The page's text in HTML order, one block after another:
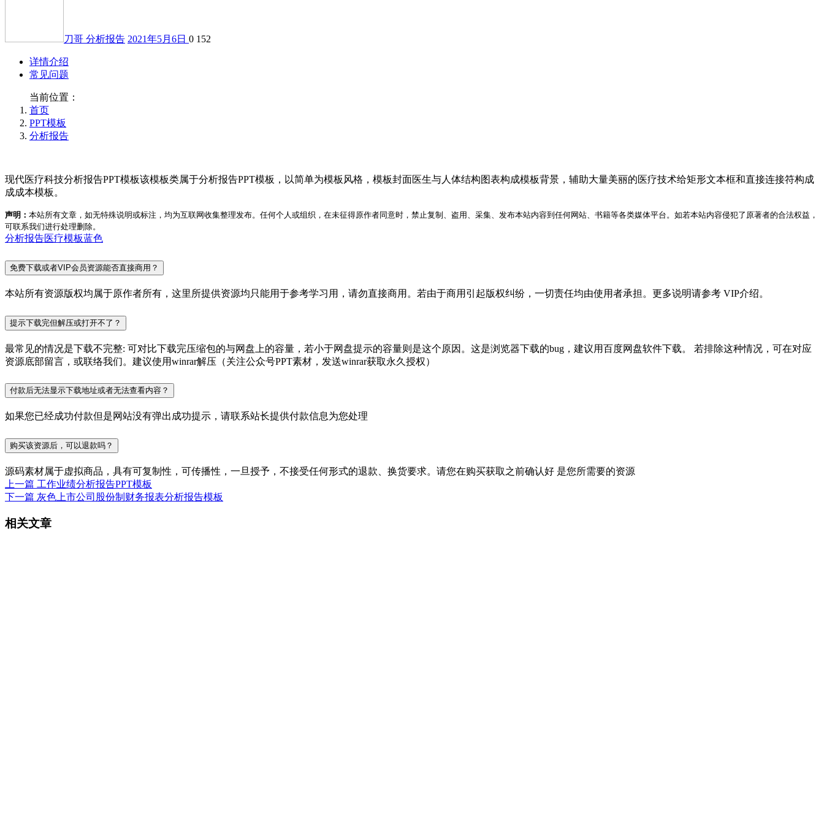
刀哥 分析报告 2021年5月6日 0 152
详情介绍
常见问题
当前位置：
首页
PPT模板
分析报告
现代医疗科技分析报告PPT模板该模板类属于分析报告PPT模板，以简单为模板风格，模板封面医生与人体结构图表构成模板背景，辅助大量美丽的医疗技术给矩形文本框和直接连接符构成
成成本模板。
声明： 本站所有文章，如无特殊说明或标注，均为互联网收集整理发布。任何个人或组织，在未征得原作者同意时，禁止复制、盗用、采集、发布本站内容到任何网站、书籍等各类媒体平台。如若本站内容侵犯了原著者的合法权益，
可联系我们进行处理删除。
分析报告医疗模板蓝色
免费下载或者VIP会员资源能否直接商用？
本站所有资源版权均属于原作者所有，这里所提供资源均只能用于参考学习用，请勿直接商用。若由于商用引起版权纠纷，一切责任均由使用者承担。更多说明请参考 VIP介绍。
提示下载完但解压或打开不了？
最常见的情况是下载不完整: 可对比下载完压缩包的与网盘上的容量，若小于网盘提示的容量则是这个原因。这是浏览器下载的bug，建议用百度网盘软件下载。 若排除这种情况，可在对应
资源底部留言，或联络我们。建议使用winrar解压（关注公众号PPT素材，发送winrar获取永久授权）
付款后无法显示下载地址或者无法查看内容？
如果您已经成功付款但是网站没有弹出成功提示，请联系站长提供付款信息为您处理
购买该资源后，可以退款吗？
源码素材属于虚拟商品，具有可复制性，可传播性，一旦授予，不接受任何形式的退款、换货要求。请您在购买获取之前确认好 是您所需要的资源
上一篇 工作业绩分析报告PPT模板
下一篇 灰色上市公司股份制财务报表分析报告模板
相关文章